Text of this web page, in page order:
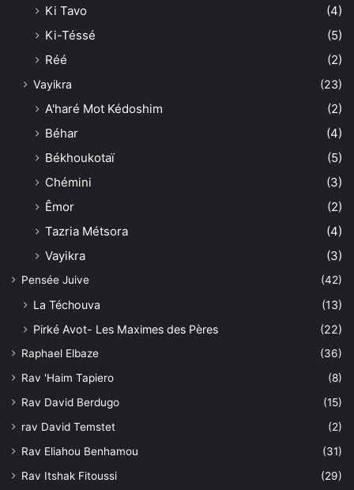
Ki Tavo
(4)
Ki-Téssé
(5)
Réé
(2)
Vayikra (23)
A'haré Mot Kédoshim
(2)
Béhar
(4)
Békhoukotaï
(5)
Chémini
(3)
Êmor
(2)
Tazria Métsora
(4)
Vayikra
(3)
Pensée Juive (42)
La Téchouva
(13)
Pirké Avot- Les Maximes des Pères
(22)
Raphael Elbaze
(36)
Rav 'Haim Tapiero
(8)
Rav David Berdugo
(15)
rav David Temstet
(2)
Rav Eliahou Benhamou
(31)
Rav Itshak Fitoussi
(29)